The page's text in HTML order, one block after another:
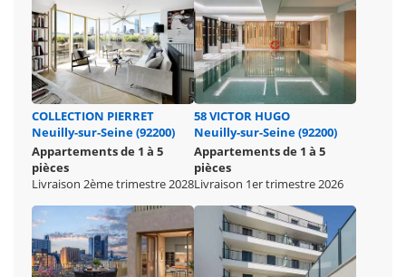
COLLECTION PIERRET
Neuilly-sur-Seine (92200)
Appartements de 1 à 5
pièces
Livraison 2ème trimestre 2028
58 VICTOR HUGO
Neuilly-sur-Seine (92200)
Appartements de 1 à 5
pièces
Livraison 1er trimestre 2026